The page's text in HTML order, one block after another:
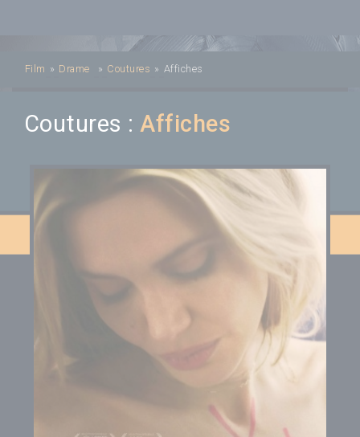
Film » Drame » Coutures » Affiches
Coutures : Affiches